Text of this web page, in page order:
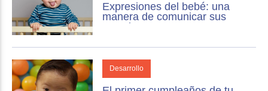
Expresiones del bebé: una
manera de comunicar sus
emociones
Desarrollo